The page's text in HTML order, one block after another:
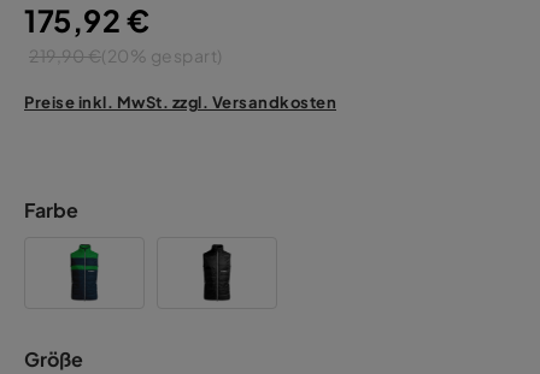
175,92 €
219,90 €(20% gespart)
Preise inkl. MwSt. zzgl. Versandkosten
Farbe
Größe